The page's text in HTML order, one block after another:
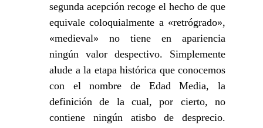
segunda acepción recoge el hecho de que
equivale coloquialmente a «retrógrado»,
«medieval» no tiene en apariencia
ningún valor despectivo. Simplemente
alude a la etapa histórica que conocemos
con el nombre de Edad Media, la
definición de la cual, por cierto, no
contiene ningún atisbo de desprecio.